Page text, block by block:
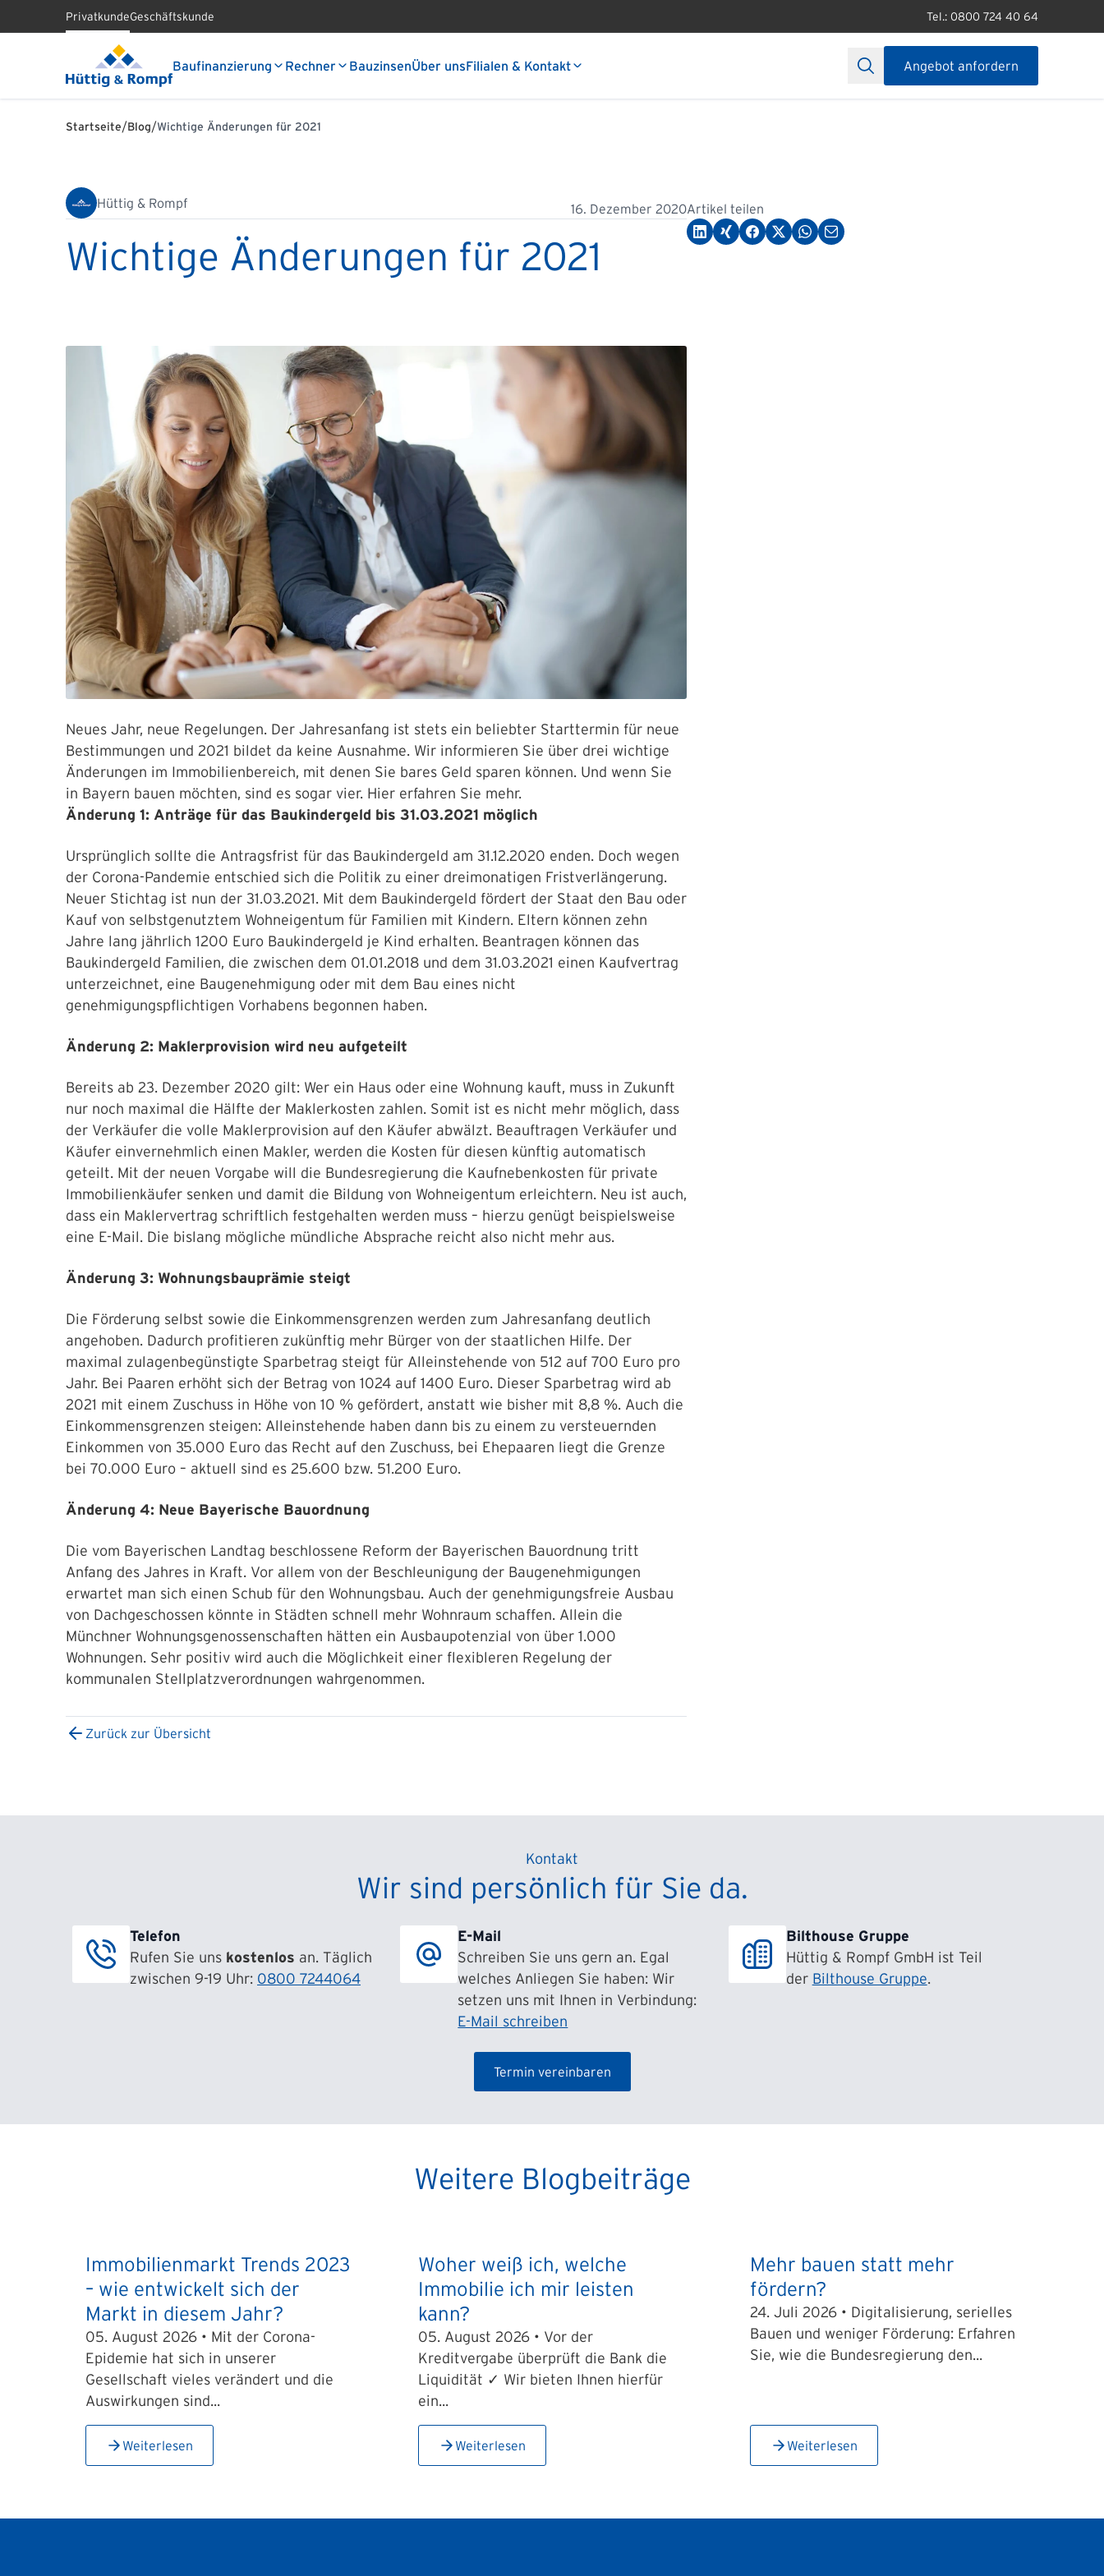
PrivatkundeGeschäftskunde Tel.: 0800 724 40 64
Baufinanzierung Rechner BauzinsenÜber unsFilialen & Kontakt Angebot anfordern
Startseite/Blog/Wichtige Änderungen für 2021
Hüttig & Rompf 16. Dezember 2020
Wichtige Änderungen für 2021
Neues Jahr, neue Regelungen. Der Jahresanfang ist stets ein beliebter Starttermin für neue
Bestimmungen und 2021 bildet da keine Ausnahme. Wir informieren Sie über drei wichtige
Änderungen im Immobilienbereich, mit denen Sie bares Geld sparen können. Und wenn Sie
in Bayern bauen möchten, sind es sogar vier. Hier erfahren Sie mehr.
Änderung 1: Anträge für das Baukindergeld bis 31.03.2021 möglich
Ursprünglich sollte die Antragsfrist für das Baukindergeld am 31.12.2020 enden. Doch wegen
der Corona-Pandemie entschied sich die Politik zu einer dreimonatigen Fristverlängerung.
Neuer Stichtag ist nun der 31.03.2021. Mit dem Baukindergeld fördert der Staat den Bau oder
Kauf von selbstgenutztem Wohneigentum für Familien mit Kindern. Eltern können zehn
Jahre lang jährlich 1200 Euro Baukindergeld je Kind erhalten. Beantragen können das
Baukindergeld Familien, die zwischen dem 01.01.2018 und dem 31.03.2021 einen Kaufvertrag
unterzeichnet, eine Baugenehmigung oder mit dem Bau eines nicht
genehmigungspflichtigen Vorhabens begonnen haben.
Änderung 2: Maklerprovision wird neu aufgeteilt
Bereits ab 23. Dezember 2020 gilt: Wer ein Haus oder eine Wohnung kauft, muss in Zukunft
nur noch maximal die Hälfte der Maklerkosten zahlen. Somit ist es nicht mehr möglich, dass
der Verkäufer die volle Maklerprovision auf den Käufer abwälzt. Beauftragen Verkäufer und
Käufer einvernehmlich einen Makler, werden die Kosten für diesen künftig automatisch
geteilt. Mit der neuen Vorgabe will die Bundesregierung die Kaufnebenkosten für private
Immobilienkäufer senken und damit die Bildung von Wohneigentum erleichtern. Neu ist auch,
dass ein Maklervertrag schriftlich festgehalten werden muss – hierzu genügt beispielsweise
eine E-Mail. Die bislang mögliche mündliche Absprache reicht also nicht mehr aus.
Änderung 3: Wohnungsbauprämie steigt
Die Förderung selbst sowie die Einkommensgrenzen werden zum Jahresanfang deutlich
angehoben. Dadurch profitieren zukünftig mehr Bürger von der staatlichen Hilfe. Der
maximal zulagenbegünstigte Sparbetrag steigt für Alleinstehende von 512 auf 700 Euro pro
Jahr. Bei Paaren erhöht sich der Betrag von 1024 auf 1400 Euro. Dieser Sparbetrag wird ab
2021 mit einem Zuschuss in Höhe von 10 % gefördert, anstatt wie bisher mit 8,8 %. Auch die
Einkommensgrenzen steigen: Alleinstehende haben dann bis zu einem zu versteuernden
Einkommen von 35.000 Euro das Recht auf den Zuschuss, bei Ehepaaren liegt die Grenze
bei 70.000 Euro – aktuell sind es 25.600 bzw. 51.200 Euro.
Änderung 4: Neue Bayerische Bauordnung
Die vom Bayerischen Landtag beschlossene Reform der Bayerischen Bauordnung tritt
Anfang des Jahres in Kraft. Vor allem von der Beschleunigung der Baugenehmigungen
erwartet man sich einen Schub für den Wohnungsbau. Auch der genehmigungsfreie Ausbau
von Dachgeschossen könnte in Städten schnell mehr Wohnraum schaffen. Allein die
Münchner Wohnungsgenossenschaften hätten ein Ausbaupotenzial von über 1.000
Wohnungen. Sehr positiv wird auch die Möglichkeit einer flexibleren Regelung der
kommunalen Stellplatzverordnungen wahrgenommen.
Zurück zur Übersicht
Artikel teilen
Kontakt
Wir sind persönlich für Sie da.
Telefon
Rufen Sie uns kostenlos an. Täglich
zwischen 9-19 Uhr: 0800 7244064
E-Mail
Schreiben Sie uns gern an. Egal
welches Anliegen Sie haben: Wir
setzen uns mit Ihnen in Verbindung:
E-Mail schreiben
Bilthouse Gruppe
Hüttig & Rompf GmbH ist Teil
der Bilthouse Gruppe.
Termin vereinbaren
Weitere Blogbeiträge
Immobilienmarkt Trends 2023
– wie entwickelt sich der
Markt in diesem Jahr?
05. August 2026 • Mit der Corona-
Epidemie hat sich in unserer
Gesellschaft vieles verändert und die
Auswirkungen sind...
Weiterlesen
Woher weiß ich, welche
Immobilie ich mir leisten
kann?
05. August 2026 • Vor der
Kreditvergabe überprüft die Bank die
Liquidität ✓ Wir bieten Ihnen hierfür
ein...
Weiterlesen
Mehr bauen statt mehr
fördern?
24. Juli 2026 • Digitalisierung, serielles
Bauen und weniger Förderung: Erfahren
Sie, wie die Bundesregierung den...
Weiterlesen